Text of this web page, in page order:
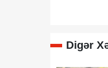
Digər